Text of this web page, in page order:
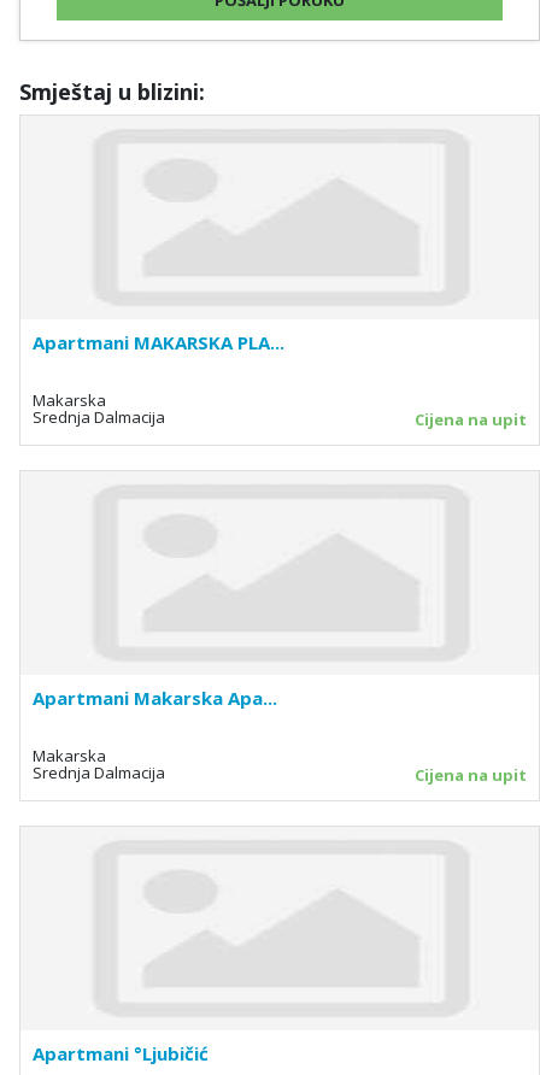
Smještaj u blizini:
Apartmani MAKARSKA PLA...
Makarska
Srednja Dalmacija Cijena na upit
Apartmani Makarska Apa...
Makarska
Srednja Dalmacija Cijena na upit
Apartmani °Ljubičić